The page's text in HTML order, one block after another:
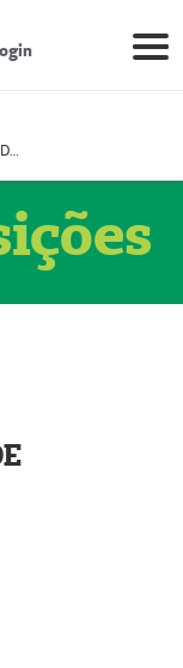
Prestador CENTRO DE ONCOLOGIA